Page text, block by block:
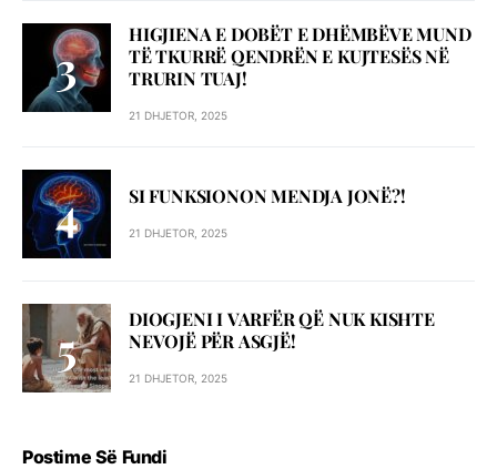
HIGJIENA E DOBËT E DHËMBËVE MUND
TË TKURRË QENDRËN E KUJTESËS NË
TRURIN TUAJ!
21 DHJETOR, 2025
SI FUNKSIONON MENDJA JONË?!
21 DHJETOR, 2025
DIOGJENI I VARFËR QË NUK KISHTE
NEVOJË PËR ASGJË!
21 DHJETOR, 2025
Postime Së Fundi